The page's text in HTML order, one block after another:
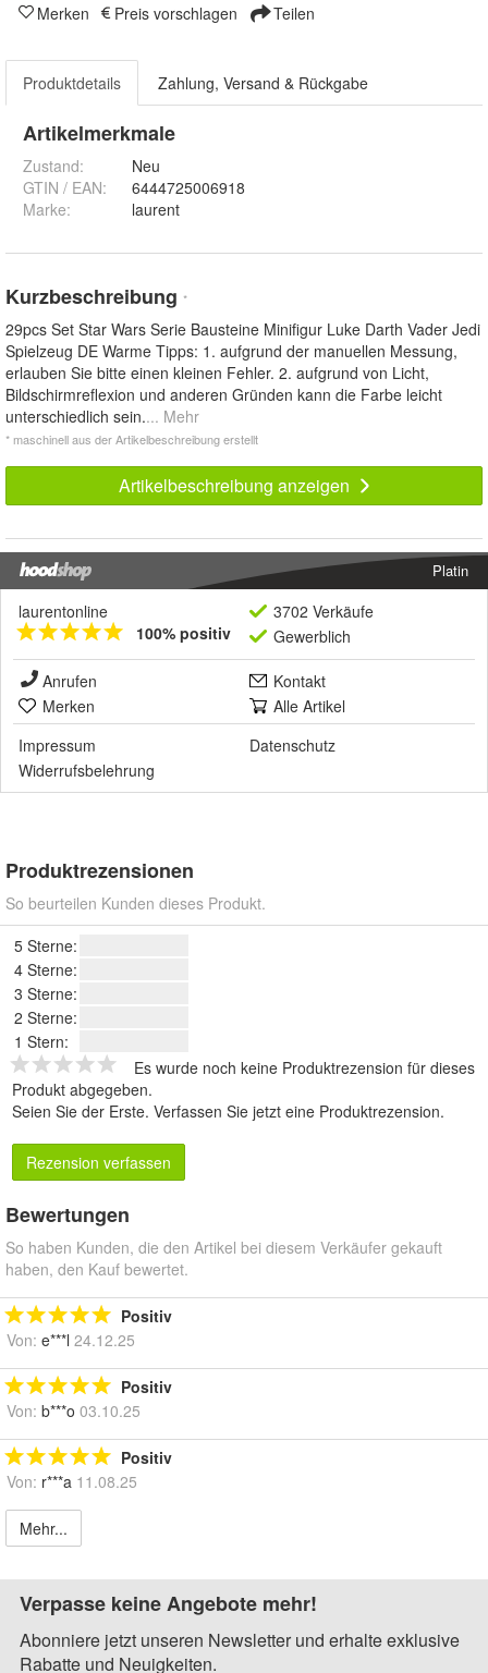
Merken Preis vorschlagen Teilen
Produktdetails Zahlung, Versand & Rückgabe
Artikelmerkmale
Zustand:
Neu
GTIN / EAN:
6444725006918
Marke:
laurent
Kurzbeschreibung *
29pcs Set Star Wars Serie Bausteine Minifigur Luke Darth Vader Jedi
Spielzeug DE Warme Tipps: 1. aufgrund der manuellen Messung,
erlauben Sie bitte einen kleinen Fehler. 2. aufgrund von Licht,
Bildschirmreflexion und anderen Gründen kann die Farbe leicht
unterschiedlich sein.... Mehr
* maschinell aus der Artikelbeschreibung erstellt
Artikelbeschreibung anzeigen
Platin
laurentonline
100% positiv
3702 Verkäufe
Gewerblich
Anrufen
Kontakt
Merken
Alle Artikel
Impressum
Datenschutz
Widerrufsbelehrung
Produktrezensionen
So beurteilen Kunden dieses Produkt.
5 Sterne:
4 Sterne:
3 Sterne:
2 Sterne:
1 Stern:
Es wurde noch keine Produktrezension für dieses
Produkt abgegeben.
Seien Sie der Erste. Verfassen Sie jetzt eine Produktrezension.
Rezension verfassen
Bewertungen
So haben Kunden, die den Artikel bei diesem Verkäufer gekauft
haben, den Kauf bewertet.
Positiv
Von: e***l 24.12.25
Positiv
Von: b***o 03.10.25
Positiv
Von: r***a 11.08.25
Mehr...
Verpasse keine Angebote mehr!
Abonniere jetzt unseren Newsletter und erhalte exklusive
Rabatte und Neuigkeiten.